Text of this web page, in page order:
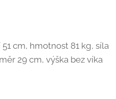
cm, hmotnost 81 kg, síla
29 cm, výška bez víka